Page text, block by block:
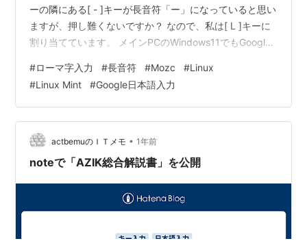
ーの隣にある[ - ]キーが長音符「ー」になっていると思い
ますが、押し難くないですか？ なので、私は[ L ]キーに
割り当てています。 メインPCのWindows11でもGoogle
１）パネルのキーボード(Mozc)アイコンを右クリックし
て、「Mozcツール」の中の「設定ツール」を選択 ２）
ローマ字テーブルの「編集」をクリック ３）「入力」を
クリックして並べ替えてから[ la ]（小文字のLA）までス
クロール ４）Mozcのローマ字テ…
#ローマ字入力 #長音符 #Mozc #Linux
#Linux Mint #Google日本語入力
actbemuのＩＴメモ • 1年前
noteで「AZIK総合解説書」を公開